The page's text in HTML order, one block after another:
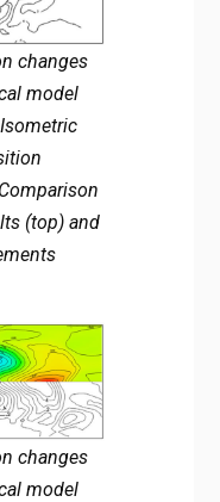
changes
model
(top) and
changes
model